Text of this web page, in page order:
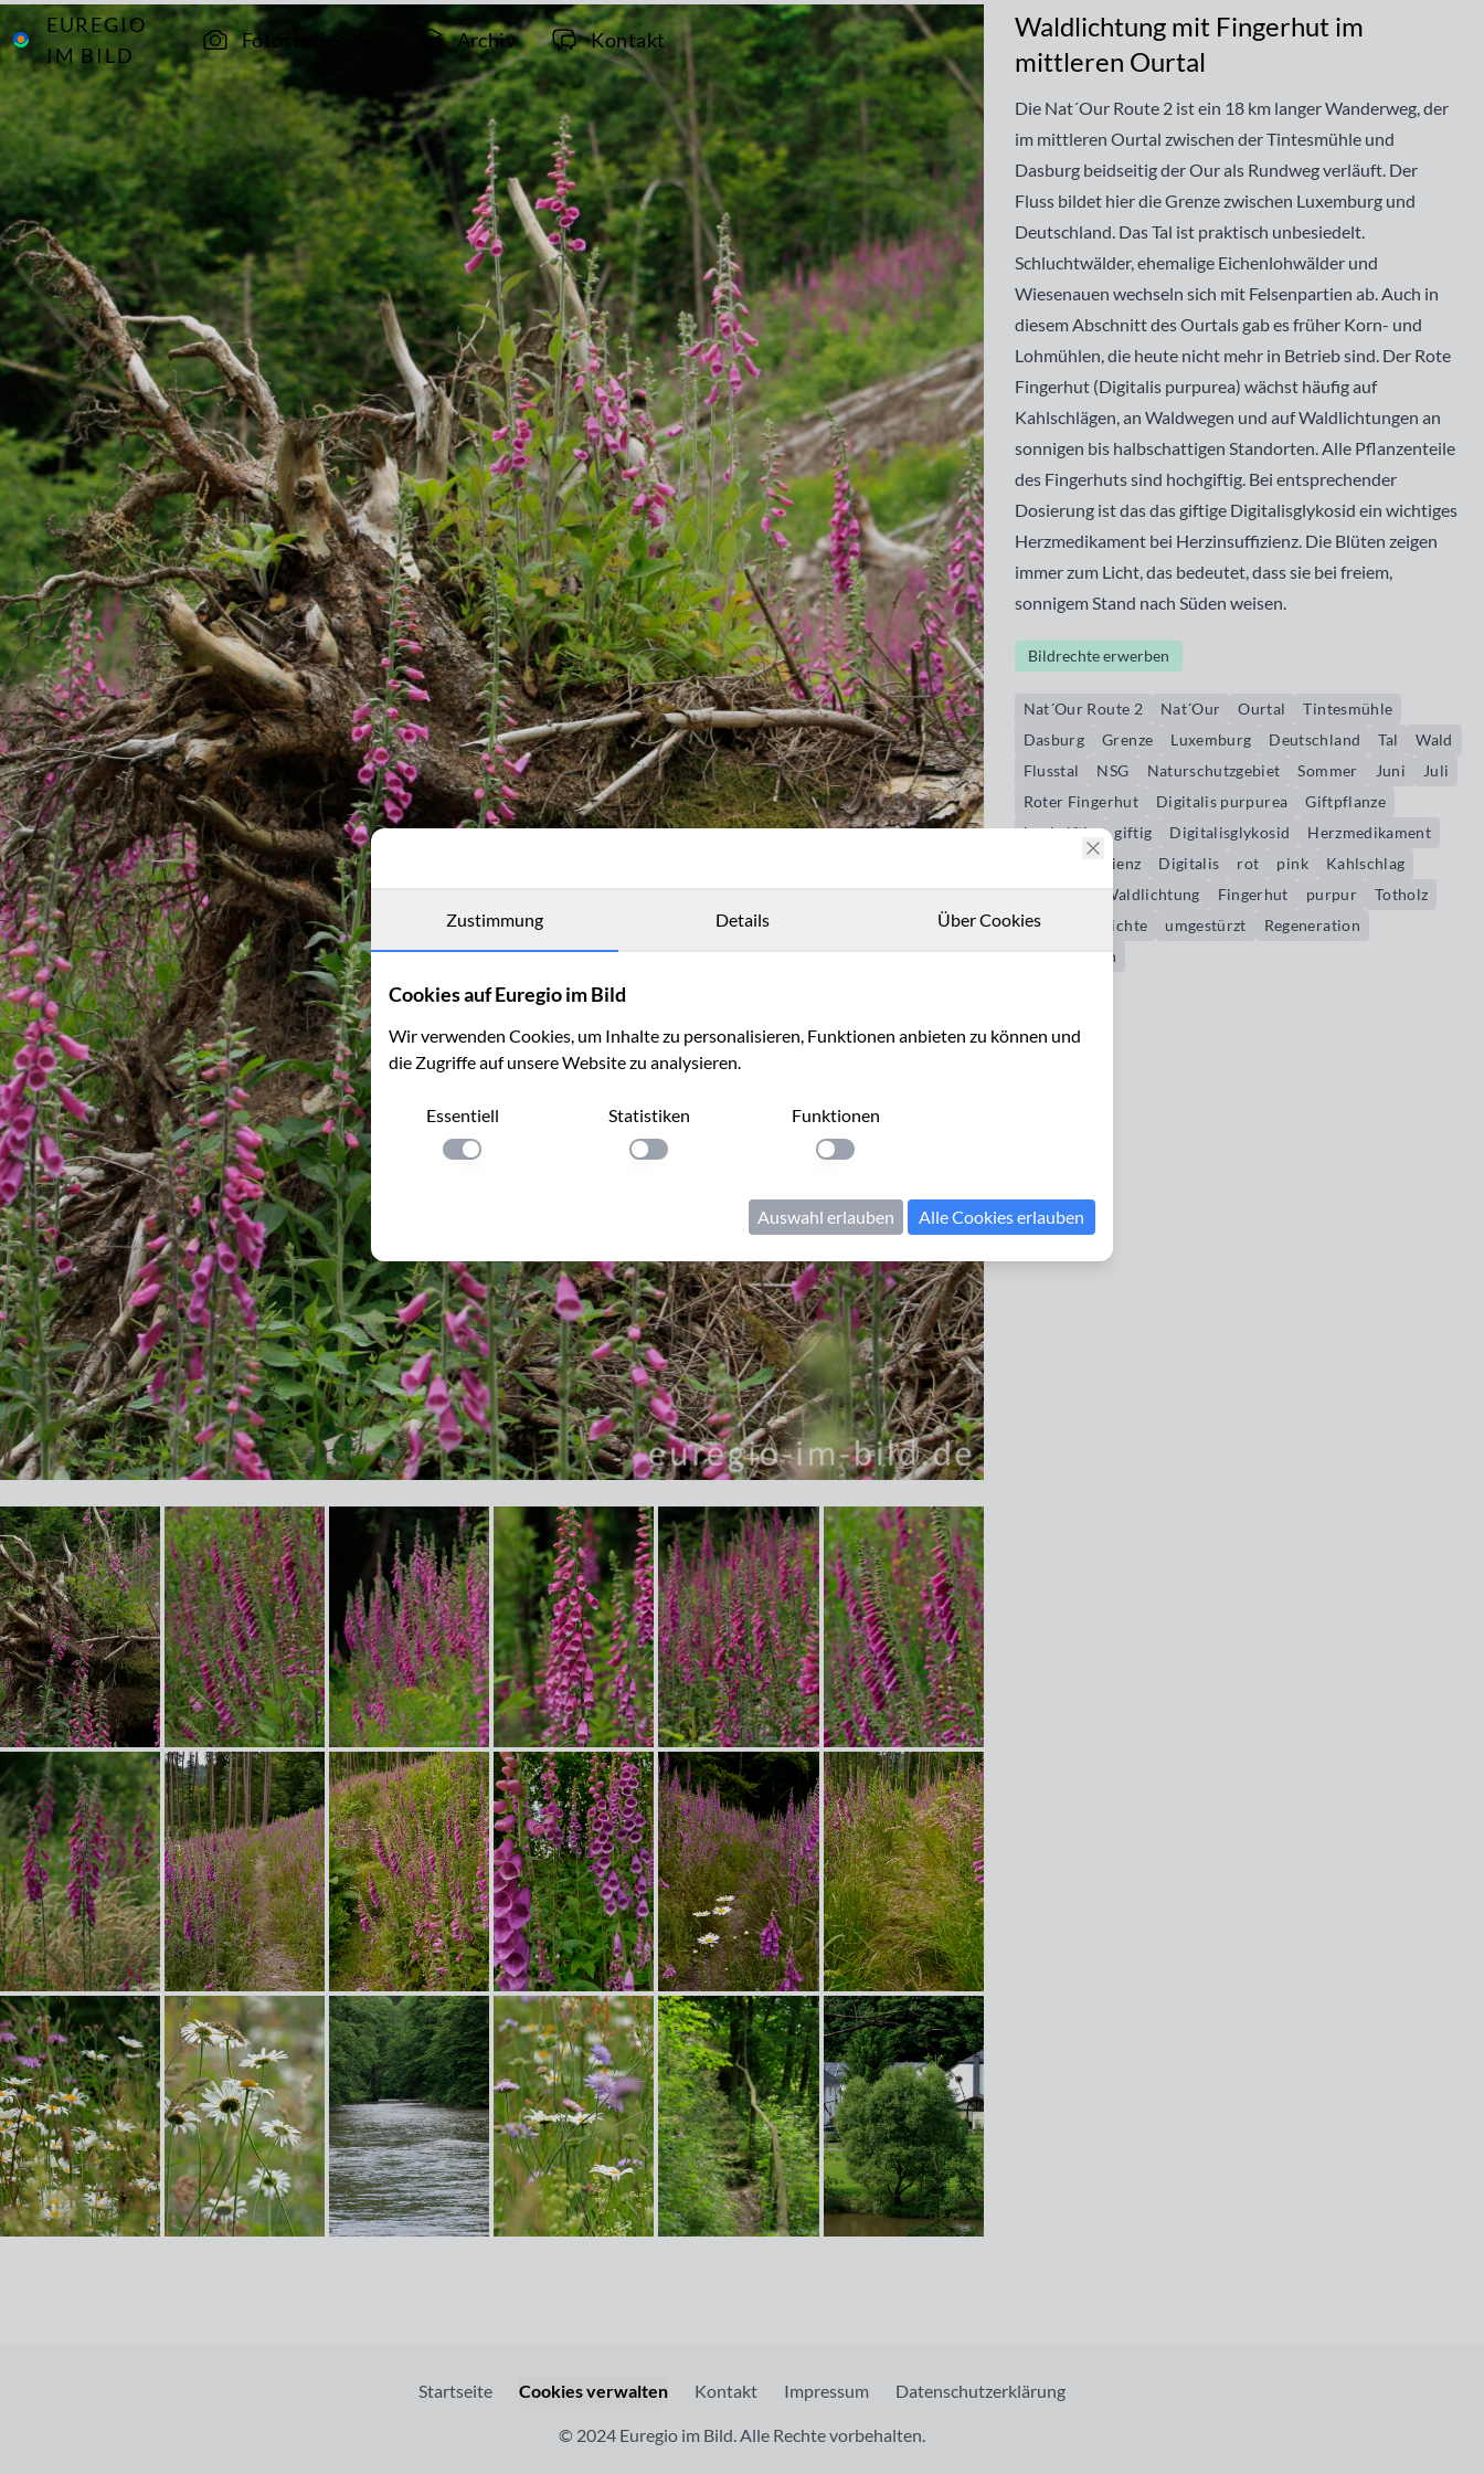
EUREGIO
IM BILD
Fotostories Archiv Kontakt
Archiv 9346
Waldlichtung mit Fingerhut im
mittleren Ourtal
Die Nat´Our Route 2 ist ein 18 km langer Wanderweg, der
im mittleren Ourtal zwischen der Tintesmühle und
Dasburg beidseitig der Our als Rundweg verläuft. Der
Fluss bildet hier die Grenze zwischen Luxemburg und
Deutschland. Das Tal ist praktisch unbesiedelt.
Schluchtwälder, ehemalige Eichenlohwälder und
Wiesenauen wechseln sich mit Felsenpartien ab. Auch in
diesem Abschnitt des Ourtals gab es früher Korn- und
Lohmühlen, die heute nicht mehr in Betrieb sind. Der Rote
Fingerhut (Digitalis purpurea) wächst häufig auf
Kahlschlägen, an Waldwegen und auf Waldlichtungen an
sonnigen bis halbschattigen Standorten. Alle Pflanzenteile
des Fingerhuts sind hochgiftig. Bei entsprechender
Dosierung ist das das giftige Digitalisglykosid ein wichtiges
Herzmedikament bei Herzinsuffizienz. Die Blüten zeigen
immer zum Licht, das bedeutet, dass sie bei freiem,
sonnigem Stand nach Süden weisen.
Bildrechte erwerben
Nat´Our Route 2 Nat´Our Ourtal
Tintesmühle
Dasburg
Grenze Luxemburg Deutschland Tal
Wald
Flusstal
NSG Naturschutzgebiet Sommer Juni
Juli
Roter Fingerhut
Digitalis purpurea
Giftpflanze
hochgiftig
giftig Digitalisglykosid
Herzmedikament
Herzinsuffizienz
Digitalis rot pink
Kahlschlag
Lichtung
Waldlichtung Fingerhut purpur
Totholz
Wurzeln
Fichte umgestürzt
Regeneration
regenerieren
Startseite Cookies verwalten Kontakt Impressum Datenschutzerklärung
© 2024 Euregio im Bild. Alle Rechte vorbehalten.
Zustimmung Details Über Cookies
Cookies auf Euregio im Bild
Wir verwenden Cookies, um Inhalte zu personalisieren, Funktionen anbieten zu können und
die Zugriffe auf unsere Website zu analysieren.
Essentiell
Einstellung anwenden
Statistiken
Einstellung anwenden
Funktionen
Einstellung anwenden
Auswahl erlauben Alle Cookies erlauben